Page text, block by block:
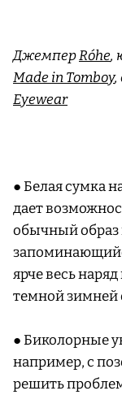
ДжемперRóhe,
Made in Tomboy,
Eyewear
● Белая сумка
дает
обычный образ
ярче весь
темной зимней
● Биколорные
например, с
решить